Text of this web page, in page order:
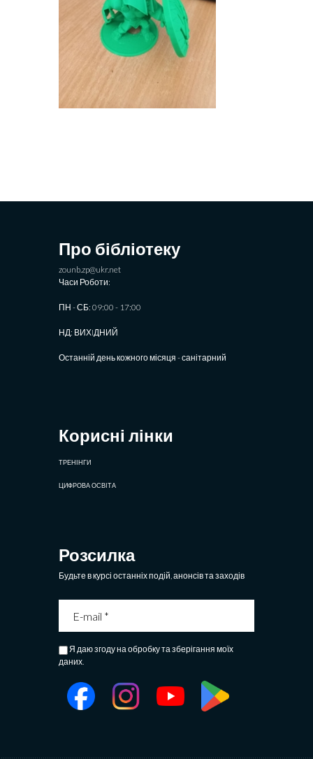
Про бібліотеку
zounb.zp@ukr.net
Часи Роботи:
ПН - СБ: 09:00 - 17:00
НД: ВИХIДНИЙ
Останній день кожного місяця - санітарний
Корисні лінки
ТРЕНІНГИ
ЦИФРОВА ОСВІТА
Розсилка
Будьте в курсі останніх подій, анонсів та заходів
Я даю згоду на обробку та зберігання моїх
даних.